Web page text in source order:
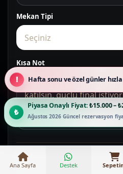
Mekan Tipi
Kısa Not
Telefon
Piyasa Onaylı Fiyat:₺15.000 –
Ağustos 2026 Güncel rezervasyon
Hafta sonu ve özel günler
Ana Sayfa Destek